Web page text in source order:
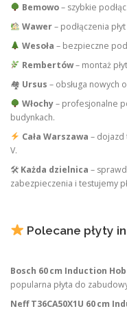
Bemowo– szybkie
Wawer– podłączenia
Wesoła – bezpieczne
Rembertów– montaż
🏘 Ursus – obsługa nowych
Włochy– profesjonalne
budynkach.
Cała Warszawa – dojazd
V.
🛠 Każda dzielnica –
zabezpieczenia i testujemy
Polecane płyty
Bosch 60 cm Induction Hob
popularna płyta do
Neff T36CA50X1U 60 cm